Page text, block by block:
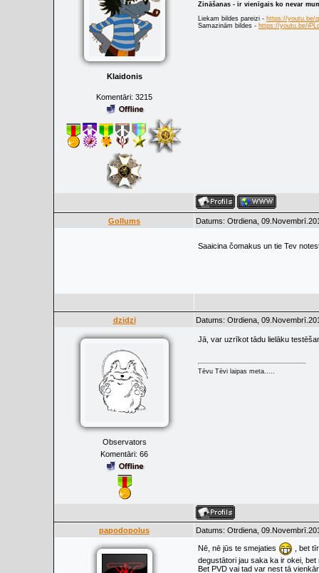
Klaidonis
Komentāri: 3215
Zināšanas - ir vienīgais ko nevar
Liekam bildes pareizi - https://youtu.be/
Samazinām bildes - https://youtu.be/
Gollums Datums: Otrdiena,
Saaicina čomakus un tie Tev
dzidzi Datums: Otrdiena,
Observators
Komentāri: 66
Jā, var uzrīkot tādu lielāku
Tēvu Tēvi laipas meta.....
papodopolus Datums: Otrdiena,
Nē, nē jūs te smejaties
, bet
degustātori jau saka ka ir okei,
Bet PVD vai tad var nest tā